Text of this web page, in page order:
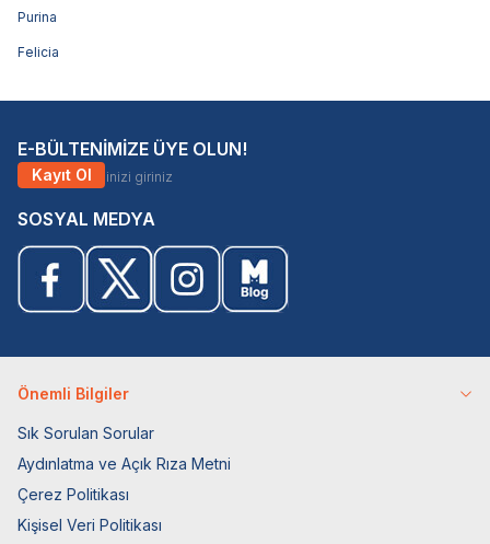
Purina
Felicia
E-BÜLTENİMİZE ÜYE OLUN!
Kayıt Ol
SOSYAL MEDYA
Önemli Bilgiler
Sık Sorulan Sorular
Aydınlatma ve Açık Rıza Metni
Çerez Politikası
Kişisel Veri Politikası